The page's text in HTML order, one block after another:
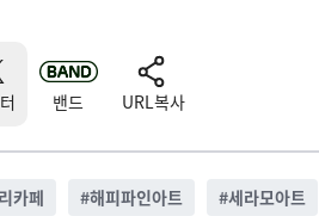
밴드 URL복사
카페 #해피파인아트 #세라모아트